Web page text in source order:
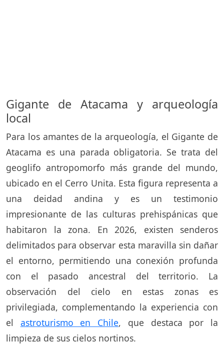
Gigante de Atacama y arqueología
local
Para los amantes de la arqueología, el Gigante de
Atacama es una parada obligatoria. Se trata del
geoglifo antropomorfo más grande del mundo,
ubicado en el Cerro Unita. Esta figura representa a
una deidad andina y es un testimonio
impresionante de las culturas prehispánicas que
habitaron la zona. En 2026, existen senderos
delimitados para observar esta maravilla sin dañar
el entorno, permitiendo una conexión profunda
con el pasado ancestral del territorio. La
observación del cielo en estas zonas es
privilegiada, complementando la experiencia con
el astroturismo en Chile, que destaca por la
limpieza de sus cielos nortinos.